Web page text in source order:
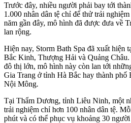
Trước đây, nhiều người phải bay tới
1.000 nhân dân tệ chỉ để thử trải
năm gần đây, mô hình đã được đưa về
lan rộng.
Hiện nay, Storm Bath Spa đã xuất hiện
Bắc Kinh, Thượng Hải và Quảng
đô thị lớn, mô hình này còn lan tới
Gia Trang ở tỉnh Hà Bắc hay thành
Nội Mông.
Tại Thẩm Dương, tỉnh Liêu Ninh, một
trải nghiệm chỉ hơn 100 nhân dân tệ.
phút và có thể phục vụ khoảng 30